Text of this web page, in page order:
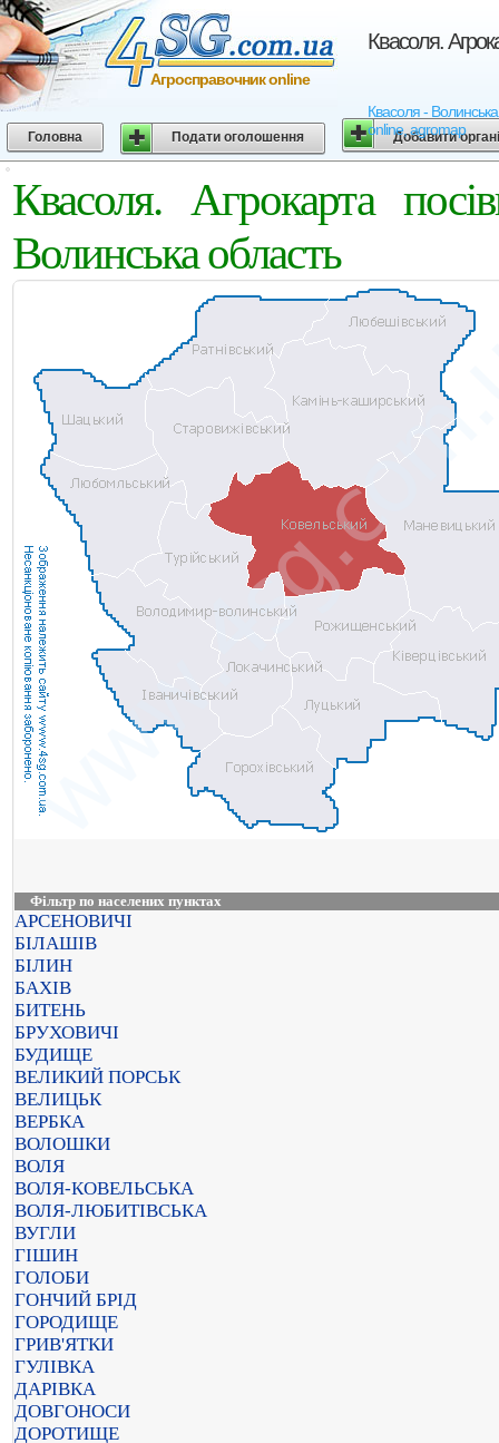
Квасоля.
Квасоля - Волинська
online, agromap
Агросправочник online
Головна Подати оголошення Добавити
Квасоля. Агрокарта
Волинська область
Фільтр по населених пунктах
АРСЕНОВИЧІ
БІЛАШІВ
БІЛИН
БАХІВ
БИТЕНЬ
БРУХОВИЧІ
БУДИЩЕ
ВЕЛИКИЙ ПОРСЬК
ВЕЛИЦЬК
ВЕРБКА
ВОЛОШКИ
ВОЛЯ
ВОЛЯ-КОВЕЛЬСЬКА
ВОЛЯ-ЛЮБИТІВСЬКА
ВУГЛИ
ГІШИН
ГОЛОБИ
ГОНЧИЙ БРІД
ГОРОДИЩЕ
ГРИВ'ЯТКИ
ГУЛІВКА
ДАРІВКА
ДОВГОНОСИ
ДОРОТИЩЕ